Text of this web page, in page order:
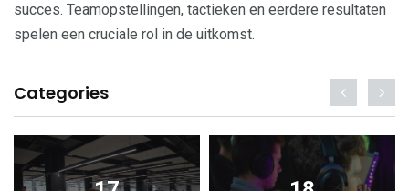
succes. Teamopstellingen, tactieken en eerdere resultaten
spelen een cruciale rol in de uitkomst.
Categories